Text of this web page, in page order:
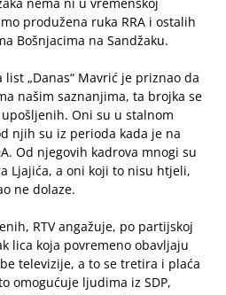
produžena ruka RRA i ostalih
Bošnjacima na Sandžaku.
„Danas“ Mavrić je priznao da
našim saznanjima, ta brojka se
Oni su u stalnom
njih su iz perioda kada je na
Od njegovih kadrova mnogi su
Ljajića, a oni koji to nisu htjeli,
ne dolaze.
RTV angažuje, po partijskoj
lica koja povremeno obavljaju
televizije, a to se tretira i plaća
omogućuje ljudima iz SDP,